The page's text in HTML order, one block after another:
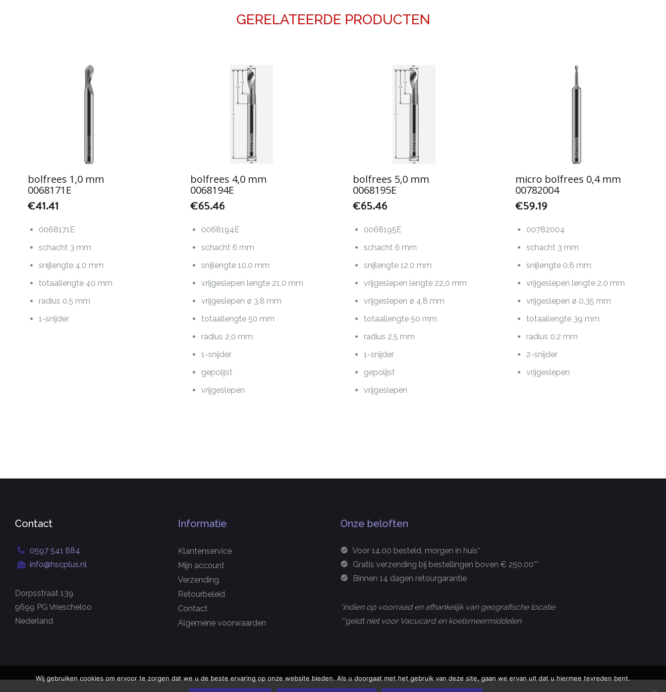
GERELATEERDE PRODUCTEN
bolfrees 1,0 mm
0068171E
€41.41
0068171E
schacht 3 mm
snijlengte 4,0 mm
totaallengte 40 mm
radius 0,5 mm
1-snijder
bolfrees 4,0 mm
0068194E
€65.46
0068194E
schacht 6 mm
snijlengte 10,0 mm
vrijgeslepen lengte 21,0 mm
vrijgeslepen ø 3,8 mm
totaallengte 50 mm
radius 2,0 mm
1-snijder
gepolijst
vrijgeslepen
bolfrees 5,0 mm
0068195E
€65.46
0068195E
schacht 6 mm
snijlengte 12,0 mm
vrijgeslepen lengte 22,0 mm
vrijgeslepen ø 4,8 mm
totaallengte 50 mm
radius 2,5 mm
1-snijder
gepolijst
vrijgeslepen
micro bolfrees 0,4 mm
00782004
€59.19
00782004
schacht 3 mm
snijlengte 0,6 mm
vrijgeslepen lengte 2,0 mm
vrijgeslepen ø 0,35 mm
totaallengte 39 mm
radius 0,2 mm
2-snijder
vrijgeslepen
Contact
0597 541 884
info@hscplus.nl
Dorpsstraat 139
9699 PG Vriescheloo
Nederland
Informatie
Klantenservice
Mijn account
Verzending
Retourbeleid
Contact
Algemene voorwaarden
Onze beloften
Voor 14.00 besteld, morgen in huis*
Gratis verzending bij bestellingen boven € 250,00**
Binnen 14 dagen retourgarantie
*indien op voorraad en afhankelijk van geografische locatie
**geldt niet voor Vacucard en koelsmeermiddelen
Wij gebruiken cookies om ervoor te zorgen dat we u de beste ervaring op onze website bieden. Als u doorgaat met het gebruik van deze site, gaan we ervan uit dat u hiermee tevreden bent.